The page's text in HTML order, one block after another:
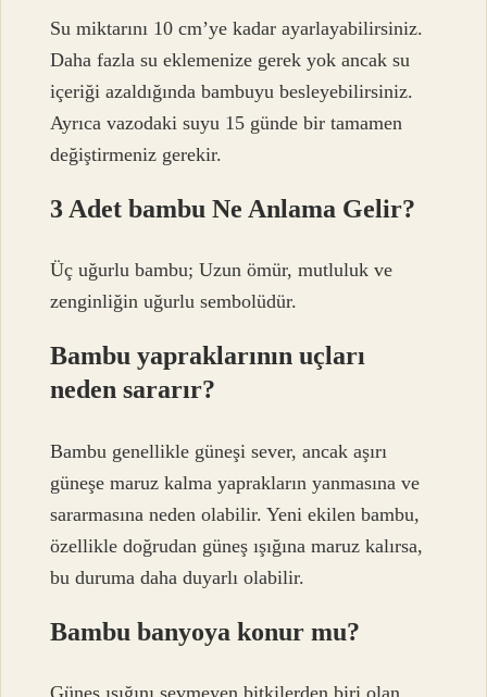
Su miktarını 10 cm’ye kadar ayarlayabilirsiniz.
Daha fazla su eklemenize gerek yok ancak su
içeriği azaldığında bambuyu besleyebilirsiniz.
Ayrıca vazodaki suyu 15 günde bir tamamen
değiştirmeniz gerekir.
3 Adet bambu Ne Anlama Gelir?
Üç uğurlu bambu; Uzun ömür, mutluluk ve
zenginliğin uğurlu sembolüdür.
Bambu yapraklarının uçları
neden sararır?
Bambu genellikle güneşi sever, ancak aşırı
güneşe maruz kalma yaprakların yanmasına ve
sararmasına neden olabilir. Yeni ekilen bambu,
özellikle doğrudan güneş ışığına maruz kalırsa,
bu duruma daha duyarlı olabilir.
Bambu banyoya konur mu?